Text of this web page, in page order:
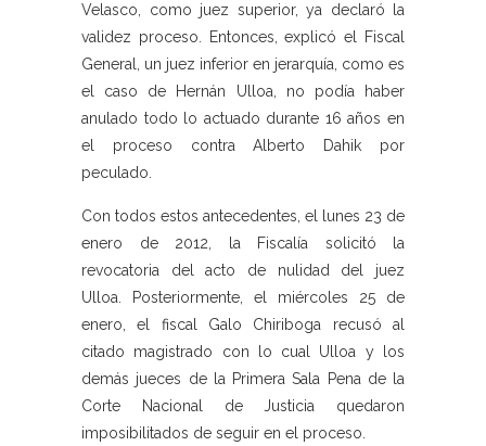
Velasco, como juez superior, ya declaró la
validez proceso. Entonces, explicó el Fiscal
General, un juez inferior en jerarquía, como es
el caso de Hernán Ulloa, no podía haber
anulado todo lo actuado durante 16 años en
el proceso contra Alberto Dahik por
peculado.
Con todos estos antecedentes, el lunes 23 de
enero de 2012, la Fiscalía solicitó la
revocatoria del acto de nulidad del juez
Ulloa. Posteriormente, el miércoles 25 de
enero, el fiscal Galo Chiriboga recusó al
citado magistrado con lo cual Ulloa y los
demás jueces de la Primera Sala Pena de la
Corte Nacional de Justicia quedaron
imposibilitados de seguir en el proceso.